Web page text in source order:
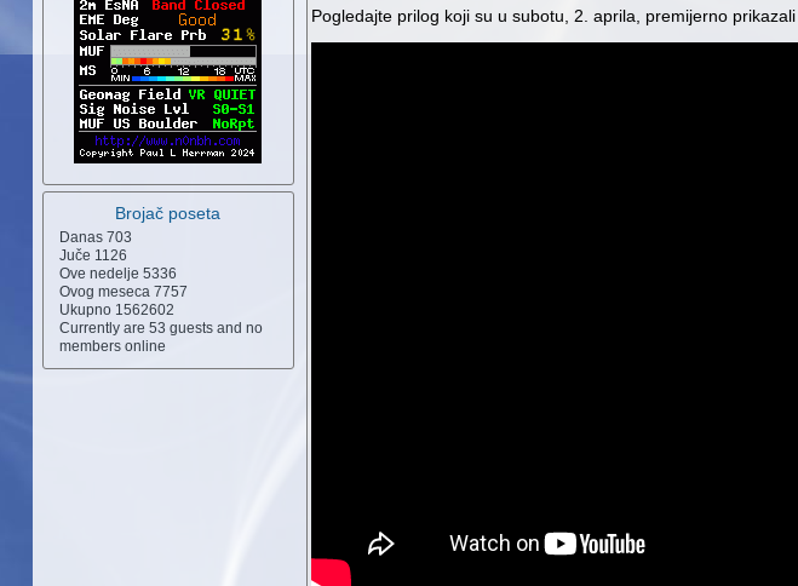
Brojač poseta
Danas 703
Juče 1126
Ove nedelje 5336
Ovog meseca 7757
Ukupno 1562602
Currently are 53 guests and no
members online
Pogledajte prilog koji su u subotu, 2. aprila, premijerno